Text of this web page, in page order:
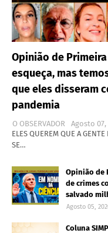
Opinião de
esqueça, mas
que eles disseram
pandemia
O OBSERVADOR
Agosto 07,
ELES QUEREM QUE A
SE…
Opinião de
de crimes
salvado
Agosto 05,
Coluna